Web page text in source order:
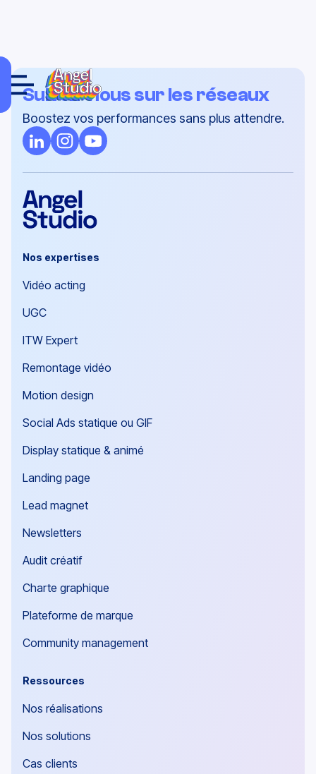
Suivez-nous sur les réseaux
Boostez vos performances sans plus attendre.
Nos expertises
Vidéo acting
UGC
ITW Expert
Remontage vidéo
Motion design
Social Ads statique ou GIF
Display statique & animé
Landing page
Lead magnet
Newsletters
Audit créatif
Charte graphique
Plateforme de marque
Community management
Ressources
Nos réalisations
Nos solutions
Cas clients